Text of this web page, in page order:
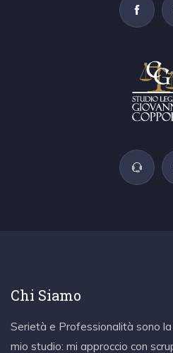
Chi Siamo
Serietà e Professionalità sono
mio studio: mi approccio con